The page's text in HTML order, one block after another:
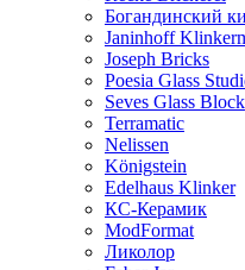
Богандинский
Janinhoff
Joseph Bricks
Poesia Glass
Seves Glass Block
Terramatic
Nelissen
Königstein
Edelhaus Klinker
КС-Керамик
ModFormat
Ликолор